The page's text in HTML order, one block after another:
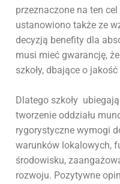
przeznaczone na ten
ustanowiono także ze
decyzją benefity dla
musi mieć gwarancję,
szkoły, dbające o
Dlatego szkoły
tworzenie oddziału
rygorystyczne wymogi
warunków lokalowych,
środowisku,
rozwoju. Pozytywne